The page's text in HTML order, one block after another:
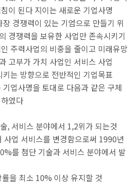
이 된다 지이는 새로운 기업사명
경쟁력이 있는 기엄으로 만들기 위
경쟁력을 보유한 사업만 존속시키기
주력사업의 비중을 줄이고 미래유망
고부가 가치 사업인 서비스 사업
는 방향으로 전반적인 기업목표
업사명을 토대로 다음과 같은 구체
였다
, 서비스 분야에서 1,2위가 되는것
사업 서비스를 변경함으로써 1990년
를 첨단 기술과 서비스 분야에서 발
을 최소 10% 이상 유지할 것